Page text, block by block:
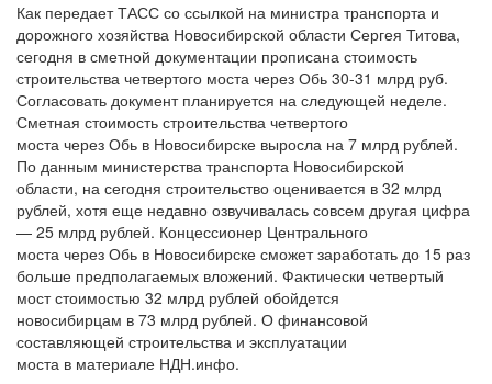
Как передает ТАСС со ссылкой на министра транспорта и
дорожного хозяйства Новосибирской области Сергея Титова,
сегодня в сметной документации прописана стоимость
строительства четвертого моста через Обь 30-31 млрд руб.
Согласовать документ планируется на следующей неделе.
Сметная стоимость строительства четвертого
моста через Обь в Новосибирске выросла на 7 млрд рублей.
По данным министерства транспорта Новосибирской
области, на сегодня строительство оценивается в 32 млрд
рублей, хотя еще недавно озвучивалась совсем другая цифра
— 25 млрд рублей. Концессионер Центрального
моста через Обь в Новосибирске сможет заработать до 15 раз
больше предполагаемых вложений. Фактически четвертый
мост стоимостью 32 млрд рублей обойдется
новосибирцам в 73 млрд рублей. О финансовой
составляющей строительства и эксплуатации
моста в материале НДН.инфо.